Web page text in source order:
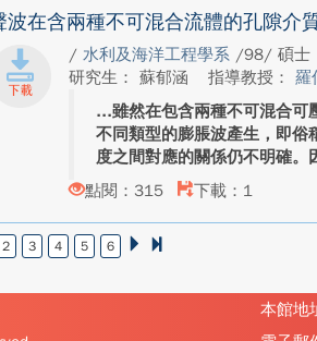
波在含兩種不可混合流體的孔隙介
/水利及海洋工程學系 /98/ 碩士
研究生： 蘇郁涵
指導教授：羅
雖然在包含兩種不可混合可
不同類型的膨脹波產生，即俗
度之間對應的關係仍不明確。
點閱：315
下載：1
2 3 4 5 6
本館地